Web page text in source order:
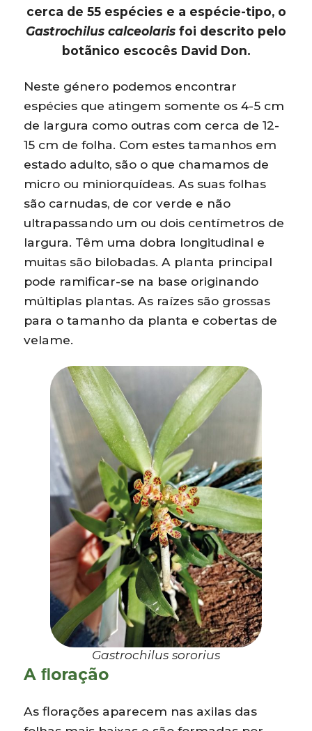
cerca de 55 espécies e a espécie-tipo, o
Gastrochilus calceolaris foi descrito pelo
botãnico escocês David Don.
Neste género podemos encontrar
espécies que atingem somente os 4-5 cm
de largura como outras com cerca de 12-
15 cm de folha. Com estes tamanhos em
estado adulto, são o que chamamos de
micro ou miniorquídeas. As suas folhas
são carnudas, de cor verde e não
ultrapassando um ou dois centímetros de
largura. Têm uma dobra longitudinal e
muitas são bilobadas. A planta principal
pode ramificar-se na base originando
múltiplas plantas. As raízes são grossas
para o tamanho da planta e cobertas de
velame.
Gastrochilus sororius
A ﬂoração
As florações aparecem nas axilas das